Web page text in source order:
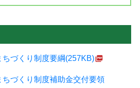
づくり制度要綱(257KB)
づくり制度補助金交付要領